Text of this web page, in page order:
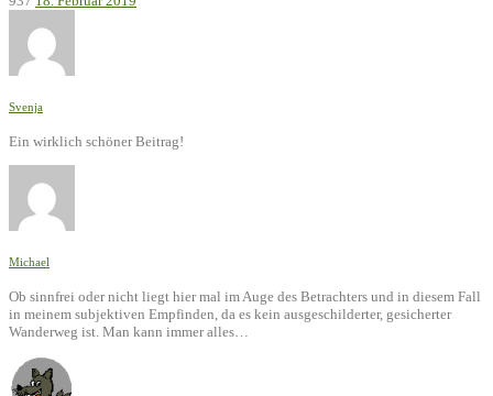
Svenja
Ein wirklich schöner Beitrag!
Michael
Ob sinnfrei oder nicht liegt hier mal im Auge des Betrachters und in diesem Fall
in meinem subjektiven Empfinden, da es kein ausgeschilderter, gesicherter
Wanderweg ist. Man kann immer alles…